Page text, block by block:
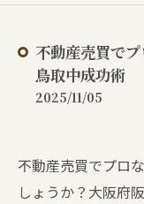
不動産売買で
鳥取中成功術
2025/11/05
不動産売買でプロ
しょうか？大阪府